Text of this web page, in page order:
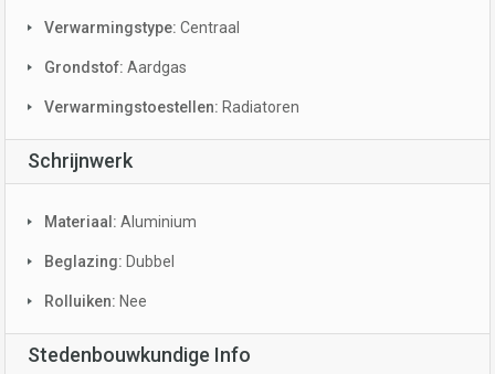
Verwarmingstype: Centraal
Grondstof: Aardgas
Verwarmingstoestellen: Radiatoren
Schrijnwerk
Materiaal: Aluminium
Beglazing: Dubbel
Rolluiken: Nee
Stedenbouwkundige Info